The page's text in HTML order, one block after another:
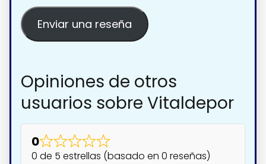
Enviar una reseña
Opiniones de otros
usuarios sobre Vitaldepor
0
0 de 5 estrellas (basado en 0 reseñas)